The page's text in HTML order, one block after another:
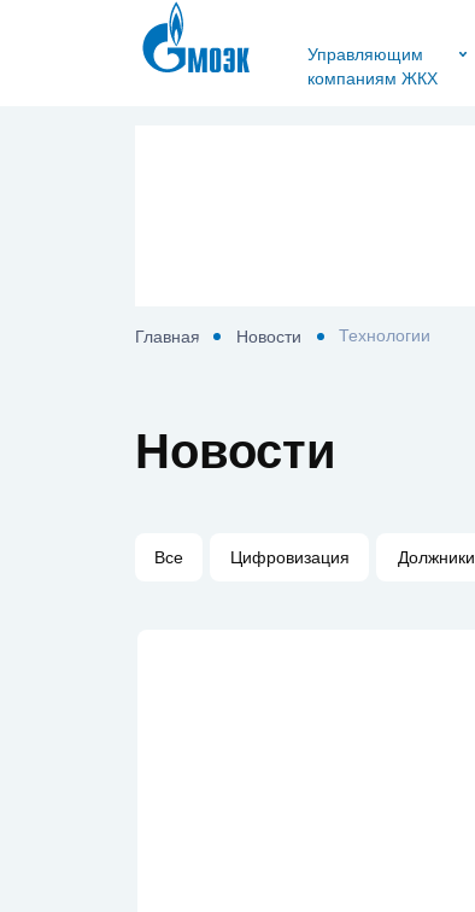
Управляющим
компаниям ЖКХ
Новости
Технологии
Новости
Главная
Должники
Цифровизация
Все